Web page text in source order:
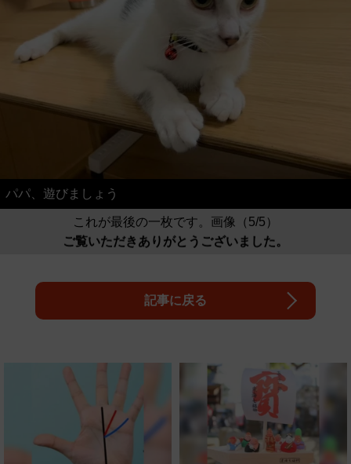
パパ、遊びましょう
これが最後の一枚です。画像（5/5）
ご覧いただきありがとうございました。
記事に戻る